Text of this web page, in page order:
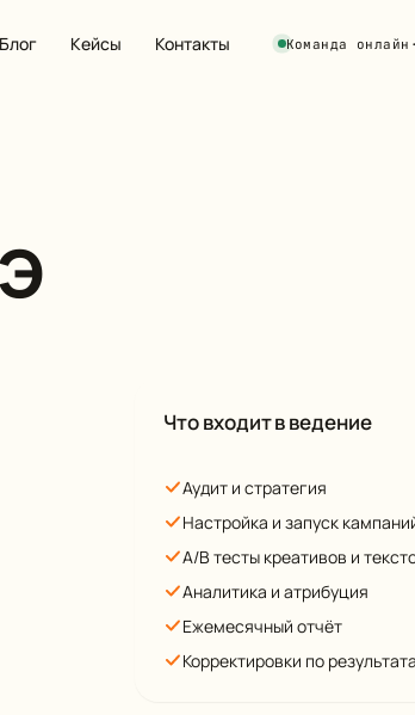
Блог Кейсы Контакты Команда онлайн ·
Что входит в ведение
Аудит и стратегия
Настройка и запуск
A/B тесты креативов и
Аналитика и атрибуция
Ежемесячный отчёт
Корректировки по